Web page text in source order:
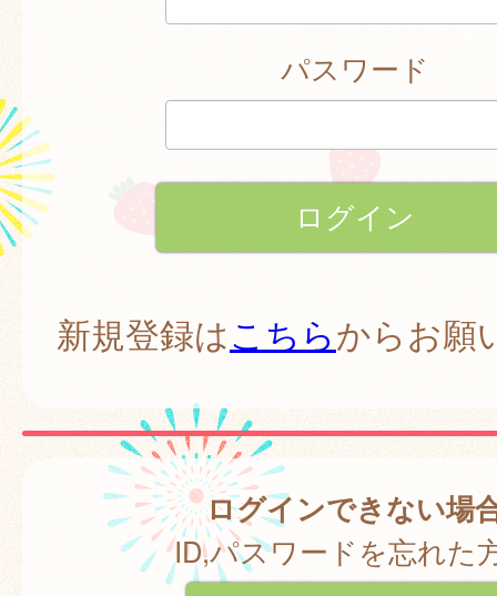
パスワード
新規登録はこちらからお願
ログインできない場
ID,パスワードを忘れた